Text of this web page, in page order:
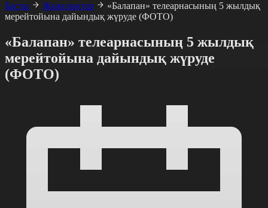
Басты
Жаңалықтар
«Балапан» телеарнасының 5 жылдық
мерейтойына дайындық жүруде (ФОТО)
«Балапан» телеарнасының 5 жылдық
мерейтойына дайындық жүруде
(ФОТО)